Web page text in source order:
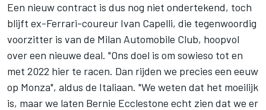
Een nieuw contract is dus nog niet ondertekend, toch
blijft ex-Ferrari-coureur Ivan Capelli, die tegenwoordig
voorzitter is van de Milan Automobile Club, hoopvol
over een nieuwe deal. "Ons doel is om sowieso tot en
met 2022 hier te racen. Dan rijden we precies een eeuw
op Monza", aldus de Italiaan. "We weten dat het moeilijk
is, maar we laten Bernie Ecclestone echt zien dat we er